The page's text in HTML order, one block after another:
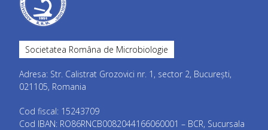
Societatea Româna de Microbiologie
Adresa: Str. Calistrat Grozovici nr. 1, sector 2, București,
021105, Romania
Cod fiscal: 15243709
Cod IBAN: RO86RNCB0082044166060001 – BCR, Sucursala